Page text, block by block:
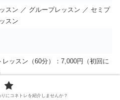
スン ／ グループレッスン ／ セミプ
スン
レッスン（60分）：7,000円（初回に
イベートレッスン（60分）：4,000
にコネトレを紹介しませんか？